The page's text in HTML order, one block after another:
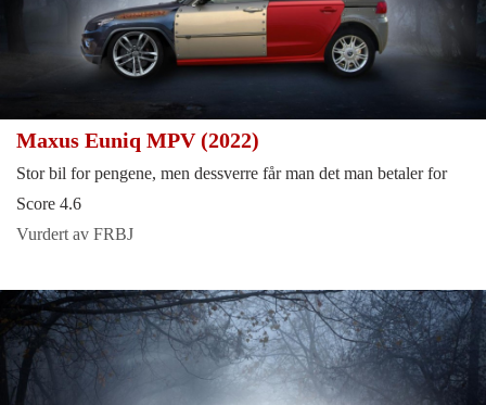
Maxus Euniq MPV (2022)
Stor bil for pengene, men dessverre får man det man betaler for
Score 4.6
Vurdert av FRBJ